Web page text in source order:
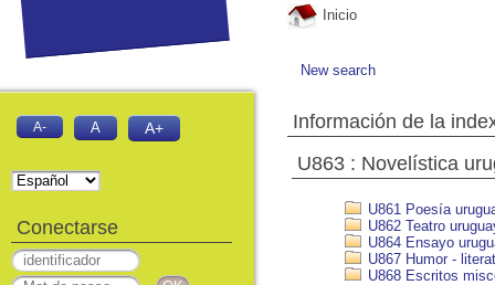
Inicio
New search
Información de la
U863 : Novelística
U861 Poesía
U862 Teatro
U864 Ensayo
U867 Humor -
U868 Escritos
A- A A+
Conectarse